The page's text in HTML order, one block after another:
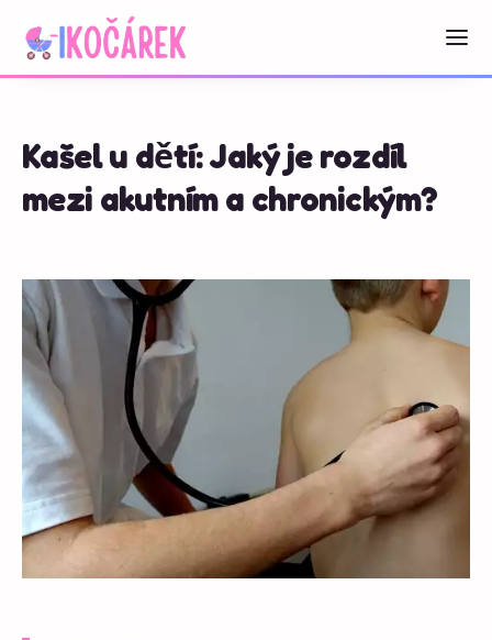
Kašel u dětí: Jaký je rozdíl
mezi akutním a chronickým?